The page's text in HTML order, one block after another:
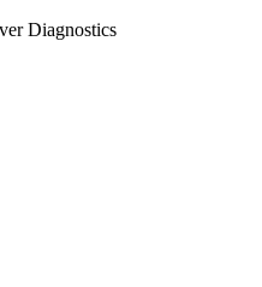
Diagnostics